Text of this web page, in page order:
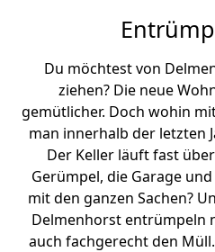
Du möchtest von
ziehen? Die neue
gemütlicher. Doch wohin
man innerhalb der letzten
Der Keller läuft fast
Gerümpel, die Garage
mit den ganzen Sachen?
Delmenhorst entrümpeln
auch fachgerecht den